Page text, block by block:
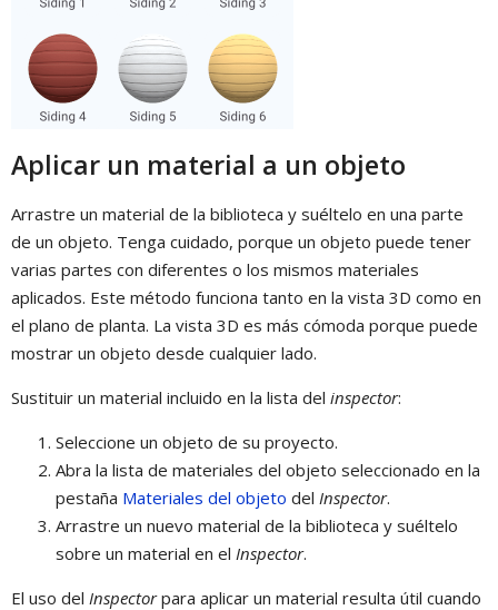
Aplicar un material a un objeto
Arrastre un material de la biblioteca y suéltelo en una parte
de un objeto. Tenga cuidado, porque un objeto puede tener
varias partes con diferentes o los mismos materiales
aplicados. Este método funciona tanto en la vista 3D como en
el plano de planta. La vista 3D es más cómoda porque puede
mostrar un objeto desde cualquier lado.
Sustituir un material incluido en la lista del inspector:
Seleccione un objeto de su proyecto.
Abra la lista de materiales del objeto seleccionado en la
pestaña Materiales del objeto del Inspector.
Arrastre un nuevo material de la biblioteca y suéltelo
sobre un material en el Inspector.
El uso del Inspectorpara aplicar un material resulta útil cuando